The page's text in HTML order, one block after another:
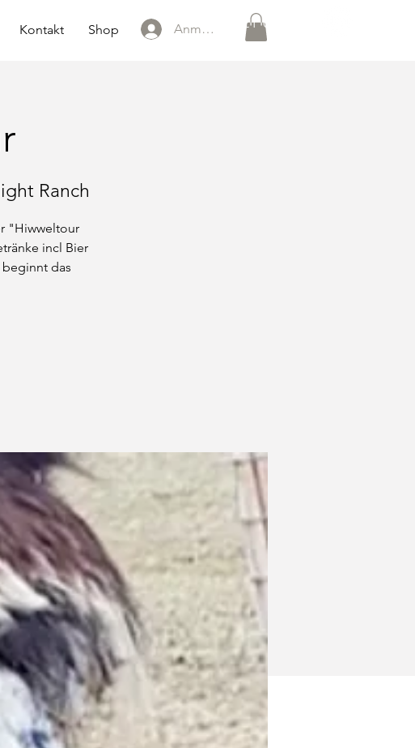
0151 121 096 15
Kontakt Shop Anmelden
Ranch
"Hiwweltour
incl Bier
das